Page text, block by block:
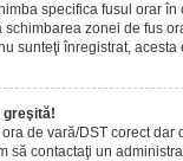
specifica fusul orar
zonei de fus
sunteţi înregistrat, acesta
greşită!
de vară/DST corect
să contactaţi un